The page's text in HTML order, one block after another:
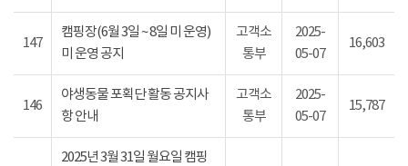
147
캠핑장(6월 3일 ~ 8일 미 운영)
미 운영 공지
고객소
통부
2025-
05-07
16,603
146
야생동물 포획단 활동 공지사
항 안내
고객소
통부
2025-
05-07
15,787
2025년 3월 31일 월요일 캠핑